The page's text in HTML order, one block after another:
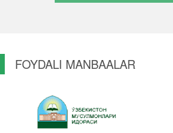
FOYDALI MANBAALAR